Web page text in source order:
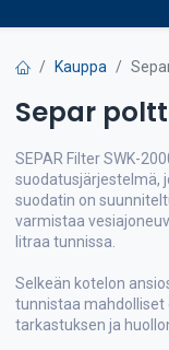
Kauppa
Separ
SEPAR Filter SWK-
suodatusjärjestelmä,
suodatin on
varmistaa
litraa tunnissa.
Selkeän kotelon
tunnistaa mahdolliset
tarkastuksen ja